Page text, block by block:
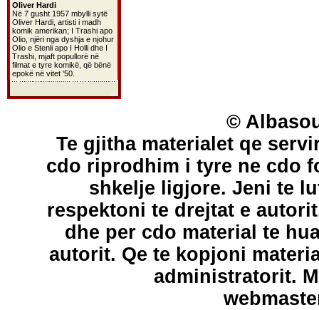
Oliver Hardi
Në 7 gusht 1957 mbylli sytë
Oliver Hardi, artisti i madh
komik amerikan; I Trashi apo
Olio, njëri nga dyshja e njohur
Olio e Stenli apo I Holli dhe I
Trashi, mjaft popullorë në
filmat e tyre komikë, që bënë
epokë në vitet '50.
©
Te gjitha materialet qe
cdo riprodhim i tyre ne cdo
shkelje ligjore. Jeni te
respektoni te drejtat e
dhe per cdo material te
autorit. Qe te kopjoni
administratorit.